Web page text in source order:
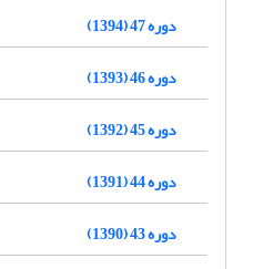
دوره 47 (1394)
دوره 46 (1393)
دوره 45 (1392)
دوره 44 (1391)
دوره 43 (1390)